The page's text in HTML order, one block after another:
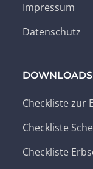
Impressum
Datenschutz
DOWNLOADS
Checkliste zur
Checkliste
Checkliste